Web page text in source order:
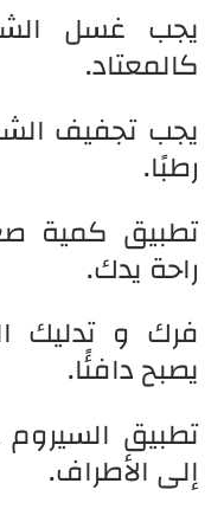
يجب غسل
كالمعتاد.
يجب تجفيف
رطبًا.
تطبيق كمية
راحة يدك.
فرك و تدليك
يصبح دافئًا.
تطبيق
إلى الأطراف.